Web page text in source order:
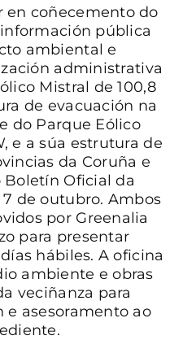
en coñecemento do
pública
ambiental e
administrativa
Mistral de 100,8
de evacuación na
do Parque Eólico
e a súa estrutura de
da Coruña e
Oficial da
de outubro. Ambos
por Greenalia
para presentar
hábiles. A oficina
ambiente e obras
veciñanza para
asesoramento ao